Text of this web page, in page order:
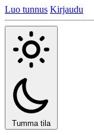
Luo tunnus Kirjaudu
Tumma tila